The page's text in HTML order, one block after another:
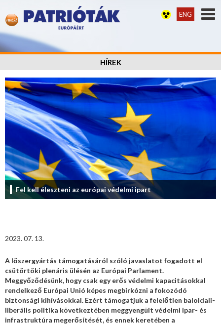
ENG
HÍREK
Fel kell éleszteni az európai védelmi ipart
2023. 07. 13.
A lőszergyártás támogatásáról szóló javaslatot fogadott el
csütörtöki plenáris ülésén az Európai Parlament.
Meggyőződésünk, hogy csak egy erős védelmi kapacitásokkal
rendelkező Európai Unió képes megbirkózni a fokozódó
biztonsági kihívásokkal. Ezért támogatjuk a felelőtlen baloldali-
liberális politika következtében meggyengült védelmi ipar- és
infrastruktúra megerősítését, és ennek keretében a